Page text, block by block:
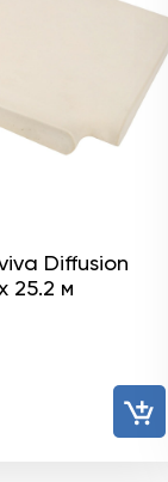
Diffusion
25.2 м